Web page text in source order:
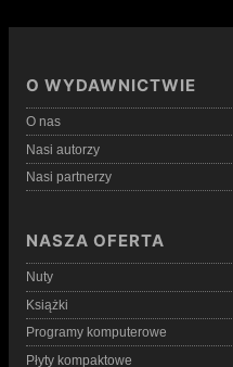
O WYDAWNICTWIE
O nas
Nasi autorzy
Nasi partnerzy
NASZA OFERTA
Nuty
Książki
Programy komputerowe
Płyty kompaktowe